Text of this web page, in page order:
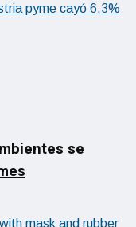
pyme cayó 6,3%
se